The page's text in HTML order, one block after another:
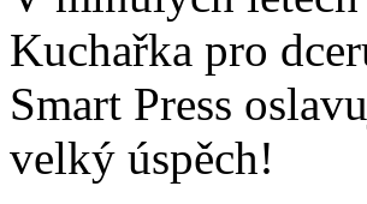
Kuchařka pro
Smart Press
velký úspěch!